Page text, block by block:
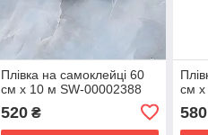
Плівка на самоклейці 60
см х 10 м SW-00002388
520₴
см
580